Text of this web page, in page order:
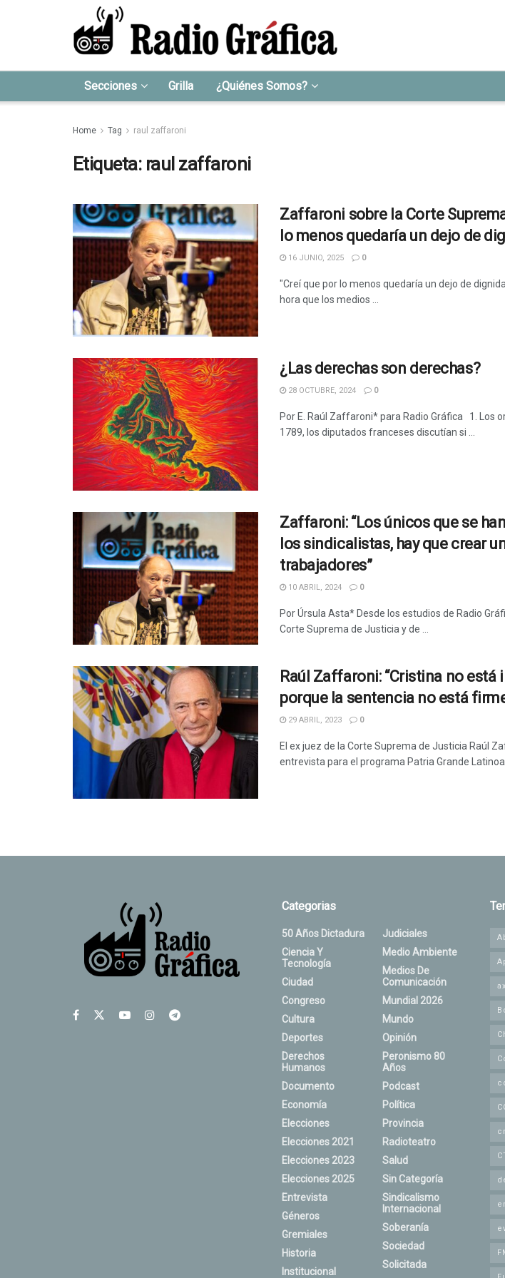
Secciones Grilla ¿Quiénes Somos?
Home Tag raul zaffaroni
Etiqueta: raul zaffaroni
Zaffaroni sobre la Corte
lo menos quedaría un dejo de
16 JUNIO, 2025 0
"Creí que por lo menos quedaría un dejo de
hora que los medios ...
¿Las derechas son derechas?
28 OCTUBRE, 2024 0
Por E. Raúl Zaffaroni* para Radio Gráfica 1. Los
1789, los diputados franceses discutían si ...
Zaffaroni: “Los únicos que se
los sindicalistas, hay que crear
trabajadores”
10 ABRIL, 2024 0
Por Úrsula Asta* Desde los estudios de Radio
Corte Suprema de Justicia y de ...
Raúl Zaffaroni: “Cristina no está
porque la sentencia no está
29 ABRIL, 2023 0
El ex juez de la Corte Suprema de Justicia Raúl
entrevista para el programa Patria Grande
Categorias
50 Años Dictadura
Ciencia Y
Tecnología
Ciudad
Congreso
Cultura
Deportes
Derechos
Humanos
Documento
Economía
Elecciones
Elecciones 2021
Elecciones 2023
Elecciones 2025
Entrevista
Géneros
Gremiales
Historia
Institucional
Judiciales
Medio Ambiente
Medios De
Comunicación
Mundial 2026
Mundo
Opinión
Peronismo 80
Años
Podcast
Política
Provincia
Radioteatro
Salud
Sin Categoría
Sindicalismo
Internacional
Soberanía
Sociedad
Solicitada